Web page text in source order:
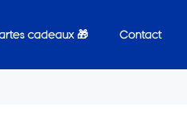
cadeaux 🎁 Contact